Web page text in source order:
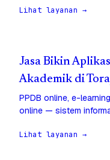
Lihat layanan →
Jasa Bikin
Akademik di
PPDB online, e-
online — sistem
Lihat layanan →